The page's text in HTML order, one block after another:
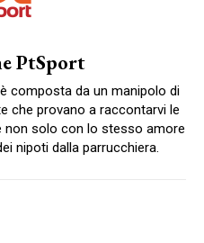
PtSport
composta da un manipolo di
che provano a raccontarvi le
non solo con lo stesso amore
nipoti dalla parrucchiera.